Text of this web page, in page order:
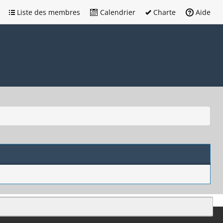
Liste des membres Calendrier Charte Aide